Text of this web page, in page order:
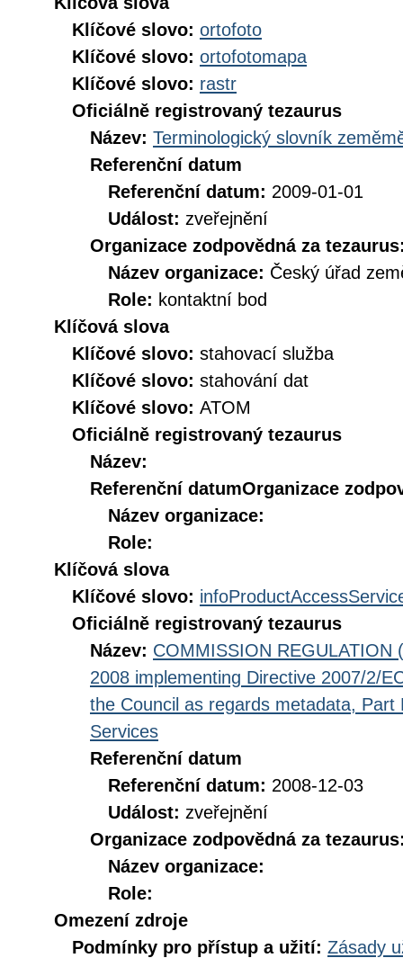
Klíčové slovo: ortofoto
Klíčové slovo: ortofotomapa
Klíčové slovo: rastr
Oficiálně registrovaný tezaurus
Název: Terminologický slovník
Referenční datum
Referenční datum: 2009-01-01
Událost: zveřejnění
Organizace zodpovědná za
Název organizace: Český úřad
Role: kontaktní bod
Klíčová slova
Klíčové slovo: stahovací služba
Klíčové slovo: stahování dat
Klíčové slovo: ATOM
Oficiálně registrovaný tezaurus
Název:
Referenční datumOrganizace
Název organizace:
Role:
Klíčová slova
Klíčové slovo:
Oficiálně registrovaný tezaurus
Název: COMMISSION REGULATION
2008 implementing Directive 2007/2/
the Council as regards metadata,
Services
Referenční datum
Referenční datum: 2008-12-03
Událost: zveřejnění
Organizace zodpovědná za
Název organizace:
Role:
Omezení zdroje
Podmínky pro přístup a užití: Zásady